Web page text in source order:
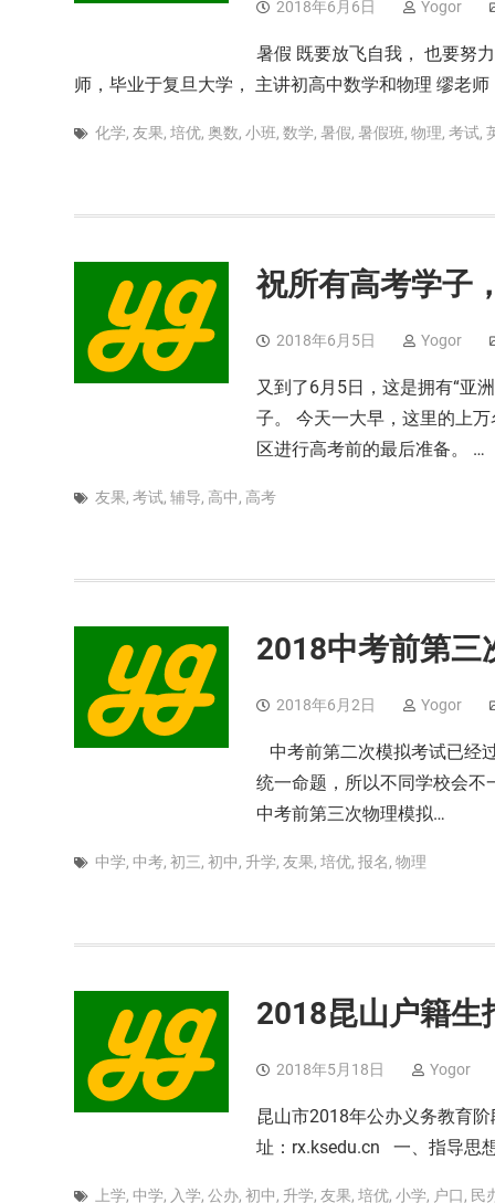
2018年6月6日 Yogor
暑假 既要放飞自我， 也要努
师，毕业于复旦大学， 主讲初高中数学和物理 缪老
化学, 友果, 培优, 奥数, 小班, 数学, 暑假, 暑假班, 物理, 考试,
祝所有高考学子
2018年6月5日 Yogor
又到了6月5日，这是拥有“亚
子。 今天一大早，这里的上
区进行高考前的最后准备。 …
友果, 考试, 辅导, 高中, 高考
2018中考前第三
2018年6月2日 Yogor
中考前第二次模拟考试已经
统一命题，所以不同学校会不
中考前第三次物理模拟…
中学, 中考, 初三, 初中, 升学, 友果, 培优, 报名, 物理
2018昆山户籍生
2018年5月18日 Yogor
昆山市2018年公办义务教育
址：rx.ksedu.cn 一、指导思
上学, 中学, 入学, 公办, 初中, 升学, 友果, 培优, 小学, 户口, 民